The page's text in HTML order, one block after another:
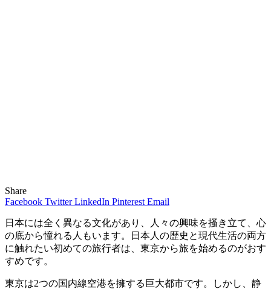
Share
Facebook Twitter LinkedIn Pinterest Email
日本には全く異なる文化があり、人々の興味を掻き立て、心
の底から憧れる人もいます。日本人の歴史と現代生活の両方
に触れたい初めての旅行者は、東京から旅を始めるのがおす
すめです。
東京は2つの国内線空港を擁する巨大都市です。しかし、静